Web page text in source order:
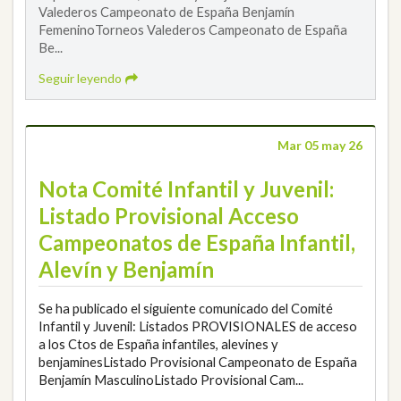
Valederos Campeonato de España Benjamín
FemeninoTorneos Valederos Campeonato de España
Be...
Seguir leyendo
Mar 05 may 26
Nota Comité Infantil y Juvenil:
Listado Provisional Acceso
Campeonatos de España Infantil,
Alevín y Benjamín
Se ha publicado el siguiente comunicado del Comité
Infantil y Juvenil: Listados PROVISIONALES de acceso
a los Ctos de España infantiles, alevines y
benjaminesListado Provisional Campeonato de España
Benjamín MasculinoListado Provisional Cam...